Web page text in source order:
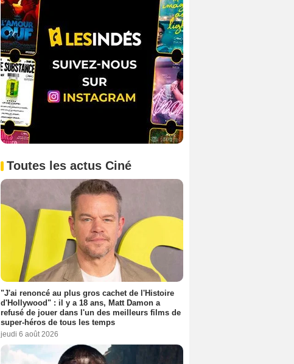
Toutes les actus Ciné
"J'ai renoncé au plus gros cachet de l'Histoire
d'Hollywood" : il y a 18 ans, Matt Damon a
refusé de jouer dans l'un des meilleurs films de
super-héros de tous les temps
jeudi 6 août 2026